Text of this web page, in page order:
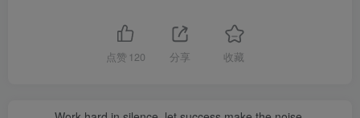
点赞 120 分享 收藏